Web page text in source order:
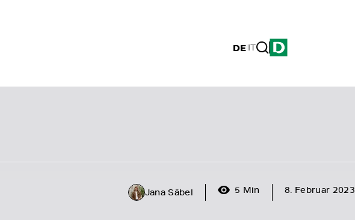
DE|IT
Jana Säbel 5 Min 8. Februar 2023